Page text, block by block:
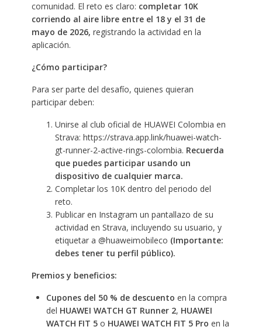
comunidad. El reto es claro: completar 10K
corriendo al aire libre entre el 18 y el 31 de
mayo de 2026, registrando la actividad en la
aplicación.
¿Cómo participar?
Para ser parte del desafío, quienes quieran
participar deben:
Unirse al club oficial de HUAWEI Colombia en
Strava: https://strava.app.link/huawei-watch-
gt-runner-2-active-rings-colombia. Recuerda
que puedes participar usando un
dispositivo de cualquier marca.
Completar los 10K dentro del periodo del
reto.
Publicar en Instagram un pantallazo de su
actividad en Strava, incluyendo su usuario, y
etiquetar a @huaweimobileco (Importante:
debes tener tu perfil público).
Premios y beneficios:
Cupones del 50 % de descuento en la compra
del HUAWEI WATCH GT Runner 2, HUAWEI
WATCH FIT 5o HUAWEI WATCH FIT 5 Pro en la